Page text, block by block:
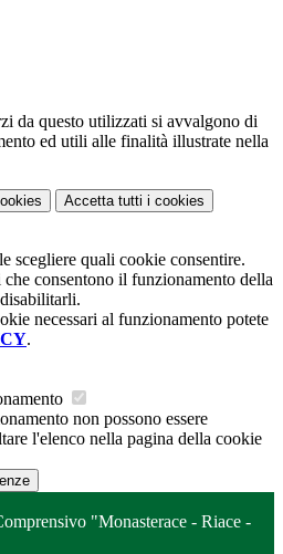
da questo utilizzati si avvalgono di
ed utili alle finalità illustrate nella
Accetta tutti i cookies
scegliere quali cookie consentire.
consentono il funzionamento della
necessari al funzionamento potete
.
non possono essere
l'elenco nella pagina della cookie
"Monasterace - Riace -